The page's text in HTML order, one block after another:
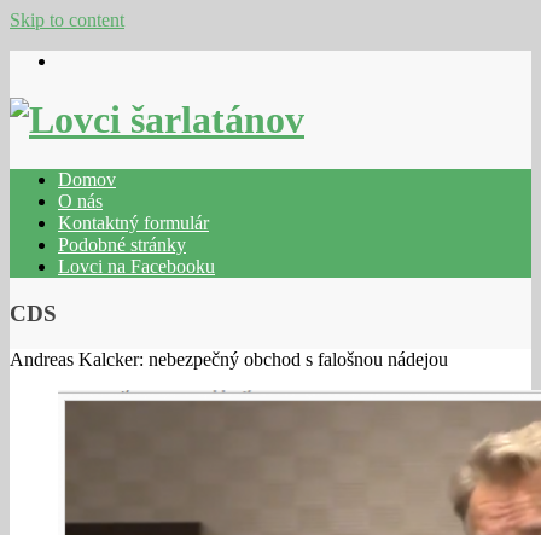
Skip to content
Domov
O nás
Kontaktný formulár
Podobné stránky
Lovci na Facebooku
CDS
Andreas Kalcker: nebezpečný obchod s falošnou nádejou